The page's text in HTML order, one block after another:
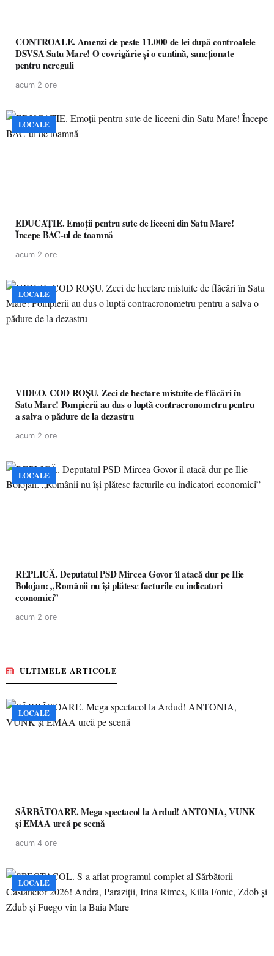
CONTROALE. Amenzi de peste 11.000 de lei după controalele
DSVSA Satu Mare! O covrigărie și o cantină, sancționate
pentru nereguli
acum 2 ore
LOCALE
EDUCAȚIE. Emoții pentru sute de liceeni din Satu Mare!
Începe BAC-ul de toamnă
acum 2 ore
LOCALE
VIDEO. COD ROȘU. Zeci de hectare mistuite de flăcări în
Satu Mare! Pompierii au dus o luptă contracronometru pentru
a salva o pădure de la dezastru
acum 2 ore
LOCALE
REPLICĂ. Deputatul PSD Mircea Govor îl atacă dur pe Ilie
Bolojan: „Românii nu își plătesc facturile cu indicatori
economici”
acum 2 ore
ULTIMELE ARTICOLE
LOCALE
SĂRBĂTOARE. Mega spectacol la Ardud! ANTONIA, VUNK
și EMAA urcă pe scenă
acum 4 ore
LOCALE